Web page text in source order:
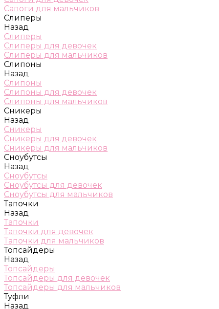
Сапоги для мальчиков
Слиперы
Назад
Слиперы
Слиперы для девочек
Слиперы для мальчиков
Слипоны
Назад
Слипоны
Слипоны для девочек
Слипоны для мальчиков
Сникеры
Назад
Сникеры
Сникеры для девочек
Сникеры для мальчиков
Сноубутсы
Назад
Сноубутсы
Сноубутсы для девочек
Сноубутсы для мальчиков
Тапочки
Назад
Тапочки
Тапочки для девочек
Тапочки для мальчиков
Топсайдеры
Назад
Топсайдеры
Топсайдеры для девочек
Топсайдеры для мальчиков
Туфли
Назад